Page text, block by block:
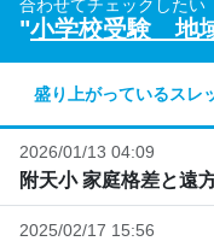
合わせてチェックしたい
"小学校受験 地
盛り上がっているスレ
2026/01/13 04:09
附天小 家庭格差と遠
2025/02/17 15:56